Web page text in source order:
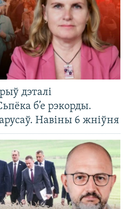
дэталі
б’е рэкорды.
Навіны 6 жніўня